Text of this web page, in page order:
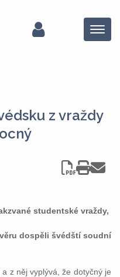
Menu
z vraždy
studentské vraždy,
dospěli švédští soudní
z něj vyplývá, že dotyčný je